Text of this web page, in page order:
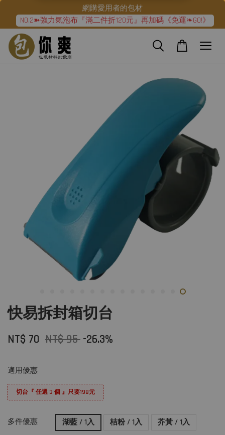
網購愛用者的包材
NO.2➽強力氣泡布『滿二件折120元』再加碼《免運❧GO!》
快易拆封箱切台
NT$ 70 NT$ 95 -26.3%
適用優惠
切台『 任選 3 個 』只要198元
多件優惠 湖藍 / 1入 桔粉 / 1入 芥黃 / 1入